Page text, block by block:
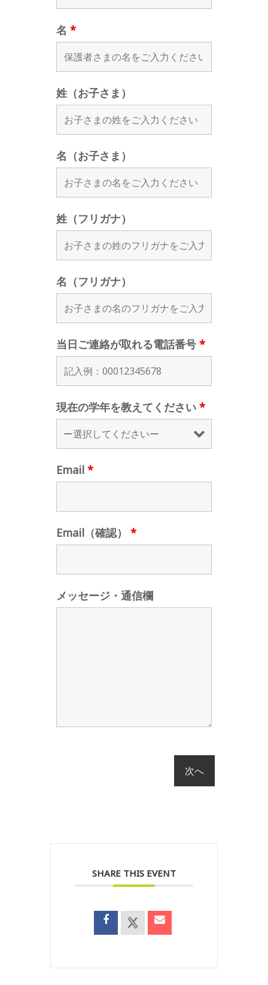
名 *
姓（お子さま）
名（お子さま）
姓（フリガナ）
名（フリガナ）
当日ご連絡が取れる電話番号 *
現在の学年を教えてください *
Email *
Email（確認） *
メッセージ・通信欄
SHARE THIS EVENT